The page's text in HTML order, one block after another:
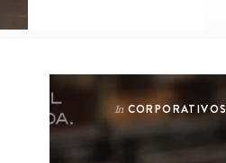
In CORPORATIVOS